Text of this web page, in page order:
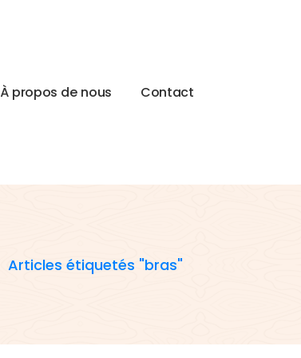
À propos de nous Contact
Articles étiquetés "bras"